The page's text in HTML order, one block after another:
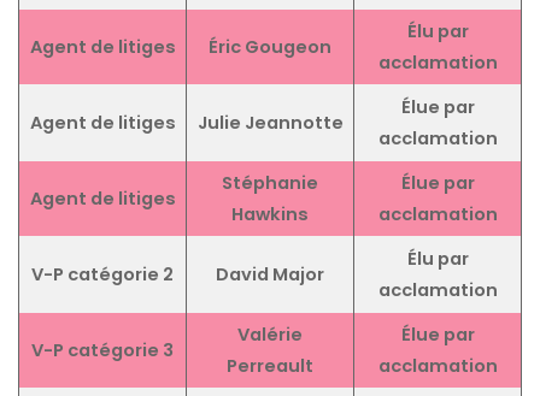
Agent de litiges Éric Gougeon
Élu par
acclamation
Agent de litiges Julie Jeannotte
Élue par
acclamation
Agent de litiges
Stéphanie
Hawkins
Élue par
acclamation
V-P catégorie 2 David Major
Élu par
acclamation
V-P catégorie 3
Valérie
Perreault
Élue par
acclamation